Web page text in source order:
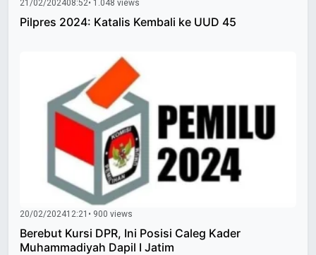
21/02/202408:52• 1.048 views
Pilpres 2024: Katalis Kembali ke UUD 45
20/02/202412:21 • 900 views
Berebut Kursi DPR, Ini Posisi Caleg Kader
Muhammadiyah Dapil I Jatim